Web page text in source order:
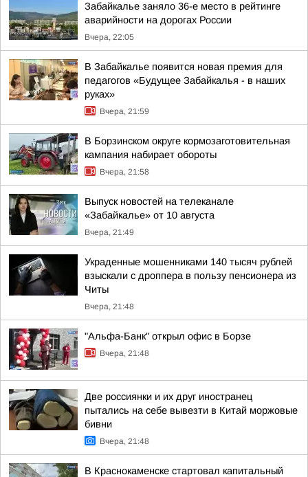
Забайкалье заняло 36-е место в рейтинге
аварийности на дорогах России
Вчера, 22:05
В Забайкалье появится новая премия для
педагогов «Будущее Забайкалья - в наших
руках»
Вчера, 21:59
В Борзинском округе кормозаготовительная
кампания набирает обороты
Вчера, 21:58
Выпуск новостей на телеканале
«Забайкалье» от 10 августа
Вчера, 21:49
Украденные мошенниками 140 тысяч рублей
взыскали с дроппера в пользу пенсионера из
Читы
Вчера, 21:48
"Альфа-Банк" открыл офис в Борзе
Вчера, 21:48
Две россиянки и их друг иностранец
пытались на себе вывезти в Китай моржовые
бивни
Вчера, 21:48
В Краснокаменске стартовал капитальный